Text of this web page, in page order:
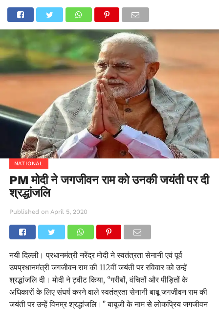
NATIONAL
PM मोदी ने जगजीवन राम को उनकी जयंती पर दी
श्रद्धांजलि
Published on April 5, 2020
नयी दिल्ली। प्रधानमंत्री नरेंद्र मोदी ने स्वतंत्रता सेनानी एवं पूर्व
उपप्रधानमंत्री जगजीवन राम की 112वीं जयंती पर रविवार को उन्हें
श्रद्धांजलि दी। मोदी ने ट्वीट किया, ‘‘गरीबों, वंचितों और पीड़ितों के
अधिकारों के लिए संघर्ष करने वाले स्वतंत्रता सेनानी बाबू जगजीवन राम की
जयंती पर उन्हें विनम्र श्रद्धांजलि।’’ बाबूजी के नाम से लोकप्रिय जगजीवन